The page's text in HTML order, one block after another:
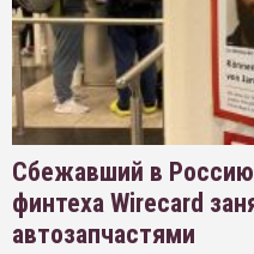
Сбежавший в Россию
финтеха Wirecard
автозапчастями